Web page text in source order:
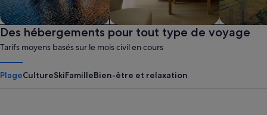
Bateau-maison Appart’hôtel Ferme
Des hébergements pour tout type de voyage
Tarifs moyens basés sur le mois civil en cours
PlageCultureSkiFamilleBien-être et relaxation